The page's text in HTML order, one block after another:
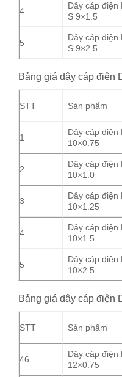
4
Dây cáp điện
S 9×1.5
5
Dây cáp điện
S 9×2.5
Bảng giá dây cáp điện
STT Sản phẩm
1
Dây cáp điện
10×0.75
2
Dây cáp điện
10×1.0
3
Dây cáp điện
10×1.25
4
Dây cáp điện
10×1.5
5
Dây cáp điện
10×2.5
Bảng giá dây cáp điện
STT Sản phẩm
46
Dây cáp điện
12×0.75